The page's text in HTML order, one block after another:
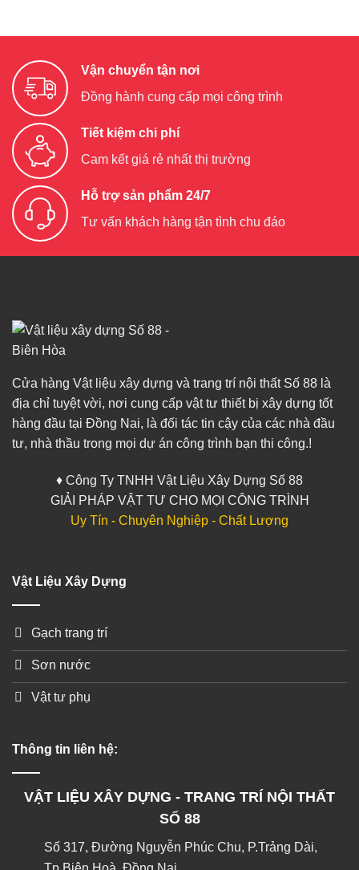
Vận chuyển tận nơi
Đồng hành cung cấp mọi công trình
Tiết kiệm chi phí
Cam kết giá rẻ nhất thị trường
Hỗ trợ sản phẩm 24/7
Tư vấn khách hàng tận tình chu đáo
Cửa hàng Vật liệu xây dựng và trang trí nội thất Số 88 là
địa chỉ tuyệt vời, nơi cung cấp vật tư thiết bị xây dựng tốt
hàng đầu tại Đồng Nai, là đối tác tin cậy của các nhà đầu
tư, nhà thầu trong mọi dự án công trình bạn thi công.!
♦ Công Ty TNHH Vật Liệu Xây Dựng Số 88
GIẢI PHÁP VẬT TƯ CHO MỌI CÔNG TRÌNH
Uy Tín - Chuyên Nghiệp - Chất Lượng
Vật Liệu Xây Dựng
Gạch trang trí
Sơn nước
Vật tư phụ
Thông tin liên hệ:
VẬT LIỆU XÂY DỰNG - TRANG TRÍ NỘI THẤT
SỐ 88
Số 317, Đường Nguyễn Phúc Chu, P.Trảng Dài,